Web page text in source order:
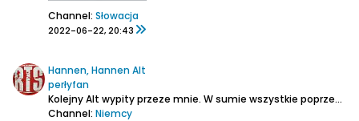
Channel: Słowacja
2022-06-22, 20:43
Hannen, Hannen Alt
perłyfan
Kolejny Alt wypity przeze mnie. W sumie wszystkie poprzednie były lepsze, ciekawsze, ale ten jest całkiem OK. Piękny typowy dla altów kolor. Delikatnie gazowany. Piana ładna, dość trwała. Smak nie jest zbyt złożony, goryczka jak dla mnie zbyt lekka, do tego jakoś troszkę wodniste. W sumie...
Channel: Niemcy